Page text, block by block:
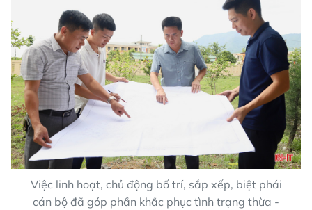
Việc linh hoạt, chủ động bố trí, sắp xếp, biệt phái
cán bộ đã góp phần khắc phục tình trạng thừa -